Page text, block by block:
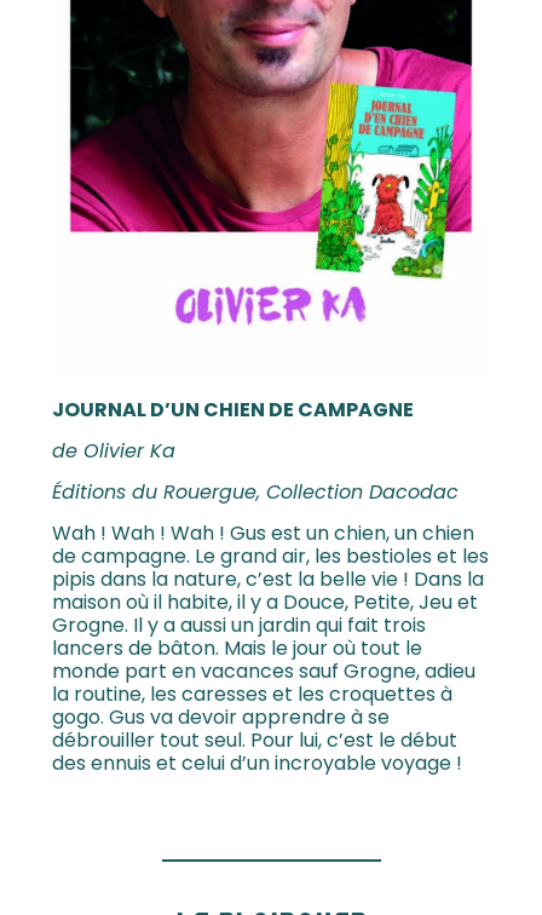
JOURNAL D’UN CHIEN DE CAMPAGNE
de Olivier Ka
Éditions du Rouergue, Collection Dacodac
Wah ! Wah ! Wah ! Gus est un chien, un chien
de campagne. Le grand air, les bestioles et les
pipis dans la nature, c’est la belle vie ! Dans la
maison où il habite, il y a Douce, Petite, Jeu et
Grogne. Il y a aussi un jardin qui fait trois
lancers de bâton. Mais le jour où tout le
monde part en vacances sauf Grogne, adieu
la routine, les caresses et les croquettes à
gogo. Gus va devoir apprendre à se
débrouiller tout seul. Pour lui, c’est le début
des ennuis et celui d’un incroyable voyage !